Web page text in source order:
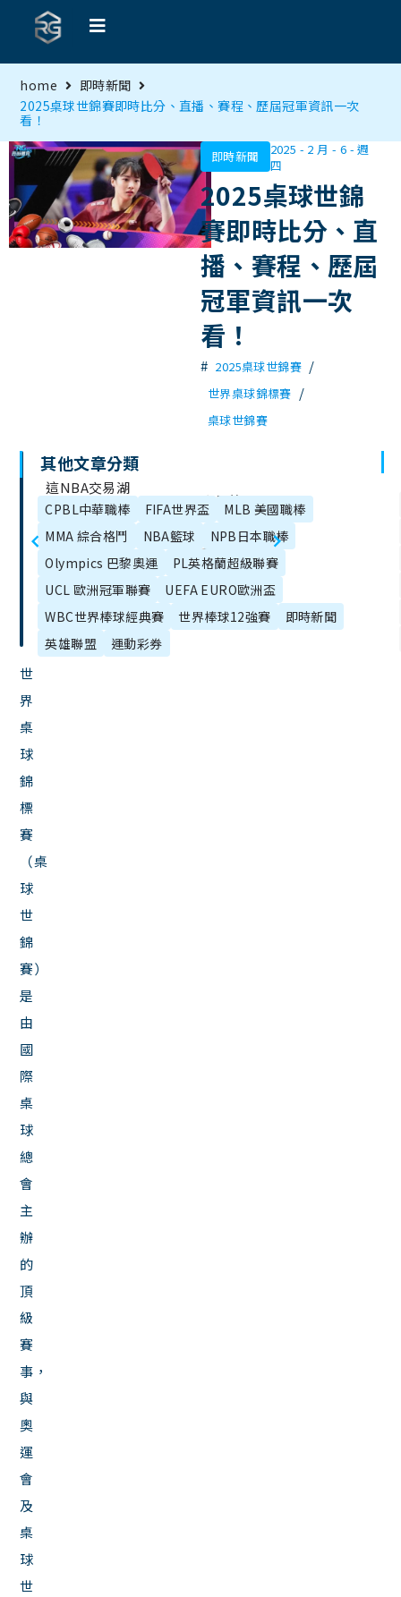
home
即時新聞
2025桌球世錦賽即時比分、直播、賽程、歷屆冠軍資訊一次
看！
即時新聞
2025 - 2 月 - 6 - 週
四
2025桌球世錦
賽即時比分、直
播、賽程、歷屆
冠軍資訊一次
看！
# 2025桌球世錦賽 /
世界桌球錦標賽 /
桌球世錦賽
文
章
目
錄
世
界
桌
球
錦
標
賽
（桌
球
世
錦
賽）
是
由
國
際
桌
球
總
會
主
辦
的
頂
級
賽
事，
與
奧
運
會
及
桌
球
世
這NBA交易湖
人太扯！AD換
獨行俠Luka
Doncic，球迷
全炸鍋！
NBA交易整理 /
2024-25季中球
員異動名單懶
人包
其他文章分類
CPBL中華職棒 FIFA世界盃
MLB 美國職棒
MMA 綜合格鬥
NBA籃球
NPB日本職棒
Olympics 巴黎奧運
PL英格蘭超級聯賽
UCL 歐洲冠軍聯賽
UEFA EURO歐洲盃
WBC世界棒球經典賽
世界棒球12強賽
即時新聞
英雄聯盟
運動彩券